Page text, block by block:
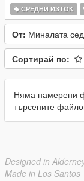
СРЕДНИ ИЗТОК
От: Миналата
Сортирай по:
Няма намерени
търсените
Designed in
Made in Los Santos